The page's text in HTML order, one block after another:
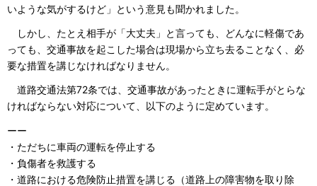
いような気がするけど」という意見も聞かれました。
しかし、たとえ相手が「大丈夫」と言っても、どんなに軽傷であ
っても、交通事故を起こした場合は現場から立ち去ることなく、必
要な措置を講じなければなりません。
道路交通法第72条では、交通事故があったときに運転手がとらな
ければならない対応について、以下のように定めています。
ーー
・ただちに車両の運転を停止する
・負傷者を救護する
・道路における危険防止措置を講じる（道路上の障害物を取り除